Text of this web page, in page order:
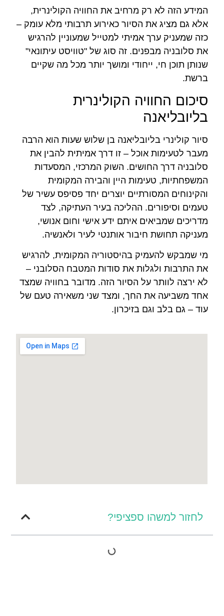
המידע הזה לא רק מרחיב את החוויה הקולינרית,
אלא גם מציג את הסיור כאירוע תרבותי מלא עומק –
כזה שמעניק ערך אמיתי למטייל שמעוניין להרגיש
את סלובניה מבפנים. זה סוג של "טוויסט עיתונאי"
שנותן תוכן חי, ייחודי ומושך יותר מכל מה שקיים
ברשת.
סיכום החוויה הקולינרית
בליובליאנה
סיור קולינרי בליובליאנה בן שלוש שעות הוא הרבה
מעבר לטעימות אוכל – זו דרך אמיתית להבין את
סלובניה דרך החושים. השוק המרכזי, המסעדות
המשפחתיות, טעימות היין והבירה המקומית
והקינוחים המסורתיים יוצרים יחד פסיפס עשיר של
טעמים וסיפורים. ההליכה בעיר העתיקה, לצד
מדריכים שמביאים איתם ידע אישי וחום אנושי,
מעניקה תחושת חיבור אותנטי לעיר ולאנשיה.
מי שמבקש להעמיק בהיסטוריה המקומית, להרגיש
את התרבות ולגלות את סודות המטבח הסלובני –
לא ירצה לוותר על הסיור הזה. מדובר בחוויה שמצד
אחד משביעה את החך, ומצד שני משאירה טעם של
עוד – גם בלב וגם בזיכרון.
לחזור למשהו ספציפי?